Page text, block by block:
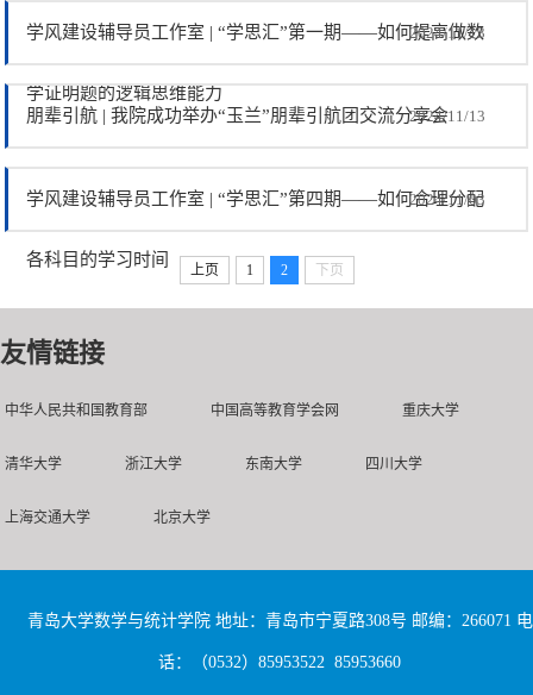
学风建设辅导员工作室 | “学思汇”第一期——如何提高做数
学证明题的逻辑思维能力
2024/11/13
朋辈引航 | 我院成功举办“玉兰”朋辈引航团交流分享会
2024/11/13
学风建设辅导员工作室 | “学思汇”第四期——如何合理分配
各科目的学习时间
2024/11/03
上页 1 2 下页
友情链接
中华人民共和国教育部 中国高等教育学会网 重庆大学
清华大学 浙江大学 东南大学 四川大学
上海交通大学 北京大学
青岛大学数学与统计学院 地址：青岛市宁夏路308号 邮编：266071 电
话：（0532）85953522 85953660